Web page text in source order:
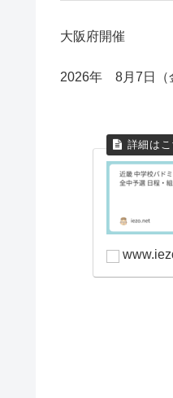
大阪府開催
2026年 8月7日（